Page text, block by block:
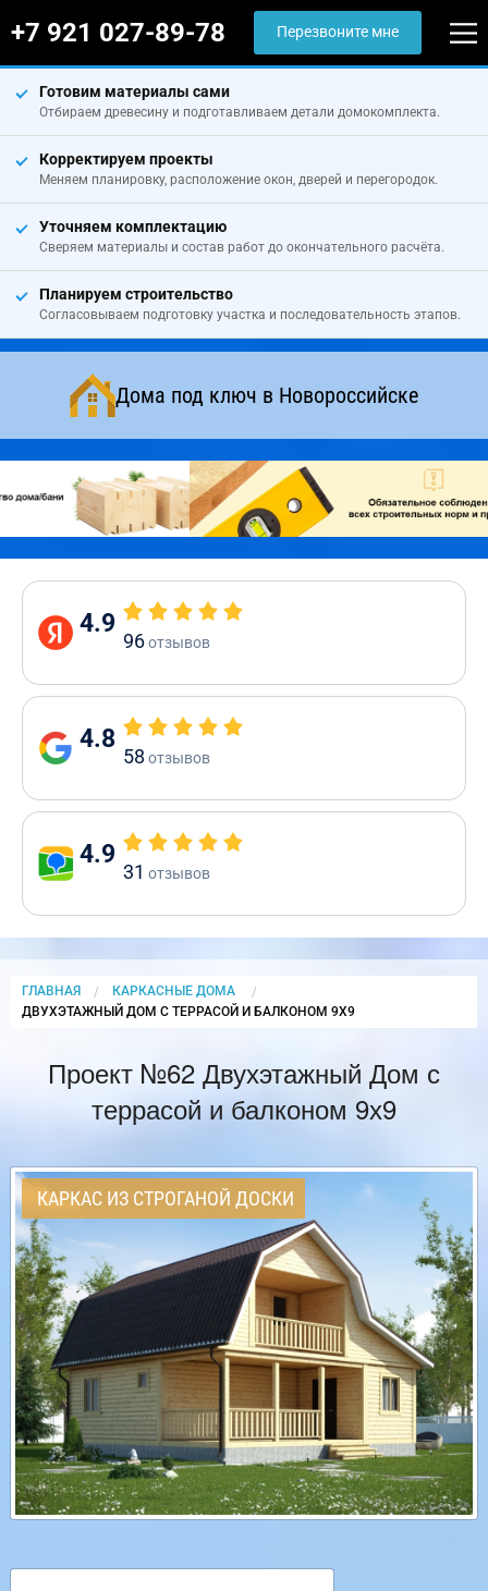
+7 921 027-89-78 Перезвоните мне
Готовим материалы сами
Отбираем древесину и подготавливаем детали домокомплекта.
Корректируем проекты
Меняем планировку, расположение окон, дверей и перегородок.
Уточняем комплектацию
Сверяем материалы и состав работ до окончательного расчёта.
Планируем строительство
Согласовываем подготовку участка и последовательность этапов.
Дома под ключ в Новороссийске
4.9
96отзывов
4.8
58 отзывов
4.9
31 отзывов
ГЛАВНАЯ
КАРКАСНЫЕ ДОМА
CURRENT:
ДВУХЭТАЖНЫЙ ДОМ С ТЕРРАСОЙ И БАЛКОНОМ 9Х9
Проект №62 Двухэтажный Дом с
террасой и балконом 9х9
КАРКАС ИЗ СТРОГАНОЙ ДОСКИ